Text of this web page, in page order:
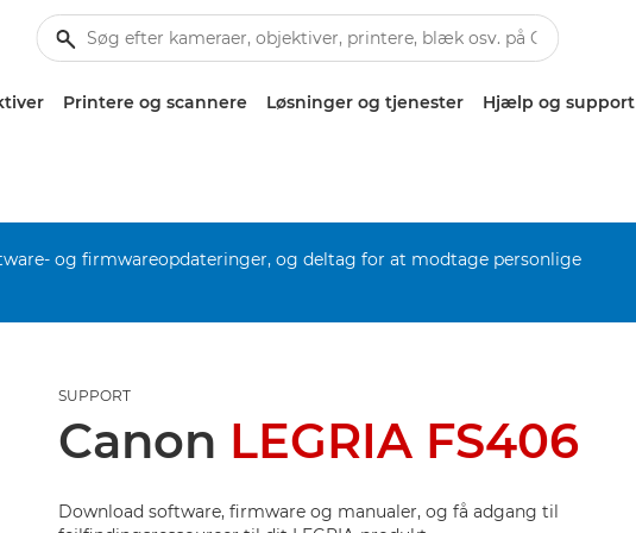
Printere og scannere Løsninger og tjenester Hjælp og support
og firmwareopdateringer, og deltag for at modtage personlige
SUPPORT
Canon LEGRIA FS406
Download software, firmware og manualer, og få adgang til